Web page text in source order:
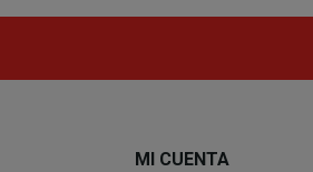
MI CUENTA